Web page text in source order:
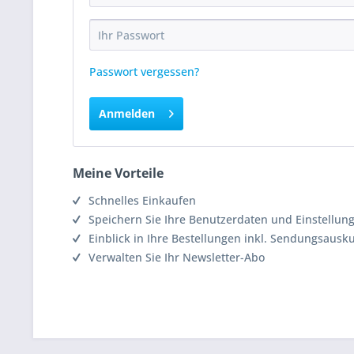
Passwort vergessen?
Anmelden
Meine Vorteile
Schnelles Einkaufen
Speichern Sie Ihre Benutzerdaten und
Einblick in Ihre Bestellungen inkl.
Verwalten Sie Ihr Newsletter-Abo